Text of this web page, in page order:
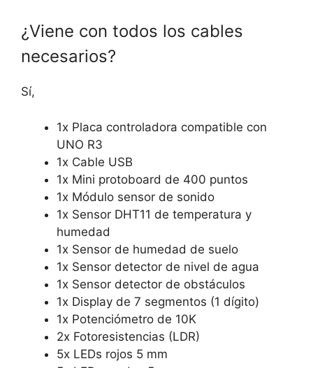
¿Viene con todos los cables
necesarios?
Sí,
1x Placa controladora compatible con
UNO R3
1x Cable USB
1x Mini protoboard de 400 puntos
1x Módulo sensor de sonido
1x Sensor DHT11 de temperatura y
humedad
1x Sensor de humedad de suelo
1x Sensor detector de nivel de agua
1x Sensor detector de obstáculos
1x Display de 7 segmentos (1 dígito)
1x Potenciómetro de 10K
2x Fotoresistencias (LDR)
5x LEDs rojos 5 mm